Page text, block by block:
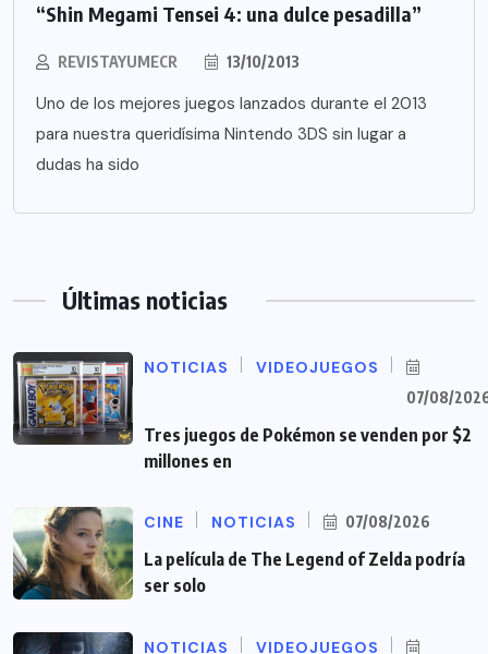
“Shin Megami Tensei 4: una dulce pesadilla”
REVISTAYUMECR 13/10/2013
Uno de los mejores juegos lanzados durante el 2013
para nuestra queridísima Nintendo 3DS sin lugar a
dudas ha sido
Últimas noticias
NOTICIAS VIDEOJUEGOS
07/08/
Tres juegos de Pokémon se venden por $2
millones en
CINE NOTICIAS 07/08/2026
La película de The Legend of Zelda podría
ser solo
NOTICIAS VIDEOJUEGOS